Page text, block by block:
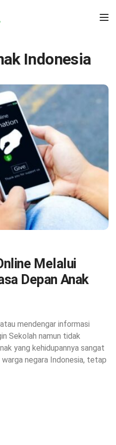
Indonesia
Melalui
Depan Anak
mendengar informasi
Sekolah namun tidak
yang kehidupannya sangat
negara Indonesia, tetap